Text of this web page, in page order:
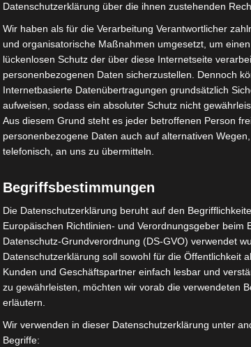
am Pariser Platz die
MdB, Sprecher der AG Arbeit und Soziales
Das Gespräch war sehr gut. Die CDU hat eigene
vertreten. Im Oktober soll es eine weiter
die Honorarärzte vor dem Bundessozialgericht in
und Weise der Urteilsfindung und die möglichen
dass es mit neuen Kriterien nicht ausreichen wird,
Es bedarf einer Gesetzesänderung. Das wird immer
Hier können einige Erkenntnisse
Politik gut nutzen können.
Treffen der BAGSV.
Datenschutzerklärung über die ihnen zustehenden
Wir haben als für die Verarbeitung Verantwortlicher
und organisatorische Maßnahmen umgesetzt, um
lückenlosen Schutz der über diese Internetseite
personenbezogenen Daten sicherzustellen. Dennoch
Internetbasierte Datenübertragungen grundsätzlich
aufweisen, sodass ein absoluter Schutz nicht
Aus diesem Grund steht es jeder betroffenen Person
personenbezogene Daten auch auf alternativen
telefonisch, an uns zu übermitteln.
Begriffsbestimmungen
Die Datenschutzerklärung beruht auf den
Europäischen Richtlinien- und Verordnungsgeber beim
Datenschutz-Grundverordnung (DS-GVO) verwendet
Datenschutzerklärung soll sowohl für die Öffentlichkeit
Kunden und Geschäftspartner einfach lesbar und
zu gewährleisten, möchten wir vorab die verwendeten
erläutern.
Wir verwenden in dieser Datenschutzerklärung unter
Begriffe: